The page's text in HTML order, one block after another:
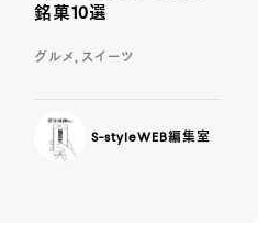
銘菓10選
グルメ, スイーツ
S-styleWEB編集室